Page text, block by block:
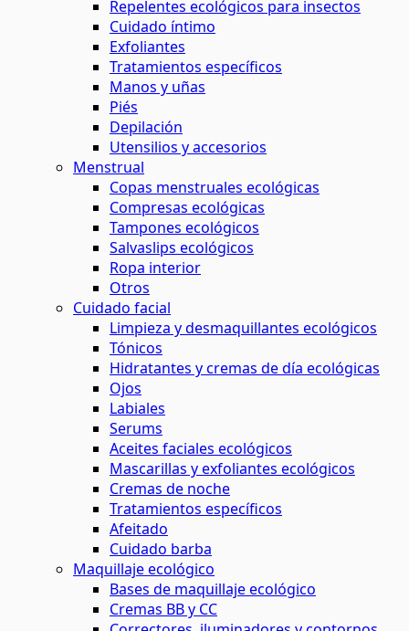
Repelentes ecológicos para insectos
Cuidado íntimo
Exfoliantes
Tratamientos específicos
Manos y uñas
Piés
Depilación
Utensilios y accesorios
Menstrual
Copas menstruales ecológicas
Compresas ecológicas
Tampones ecológicos
Salvaslips ecológicos
Ropa interior
Otros
Cuidado facial
Limpieza y desmaquillantes ecológicos
Tónicos
Hidratantes y cremas de día ecológicas
Ojos
Labiales
Serums
Aceites faciales ecológicos
Mascarillas y exfoliantes ecológicos
Cremas de noche
Tratamientos específicos
Afeitado
Cuidado barba
Maquillaje ecológico
Bases de maquillaje ecológico
Cremas BB y CC